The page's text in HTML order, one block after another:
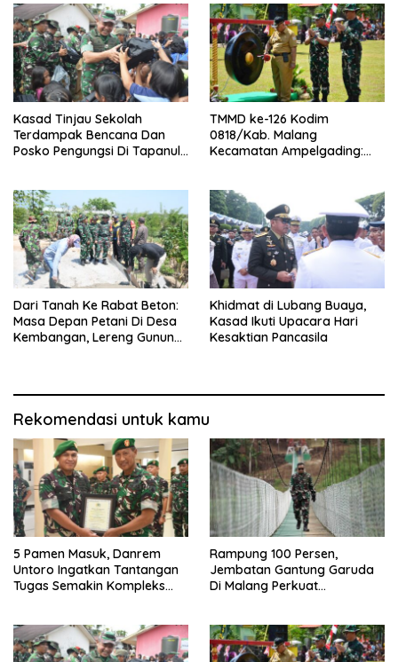
Kasad Tinjau Sekolah
Terdampak Bencana Dan
Posko Pengungsi Di Tapanuli
TMMD ke-126 Kodim
0818/Kab. Malang
Kecamatan Ampelgading:
Pipanisasi Jadi Fokus Utama
Dari Tanah Ke Rabat Beton:
Masa Depan Petani Di Desa
Kembangan, Lereng Gunung
Khidmat di Lubang Buaya,
Kasad Ikuti Upacara Hari
Kesaktian Pancasila
Rekomendasi untuk kamu
5 Pamen Masuk, Danrem
Untoro Ingatkan Tantangan
Tugas Semakin Kompleks
Rampung 100 Persen,
Jembatan Gantung Garuda
Di Malang Perkuat